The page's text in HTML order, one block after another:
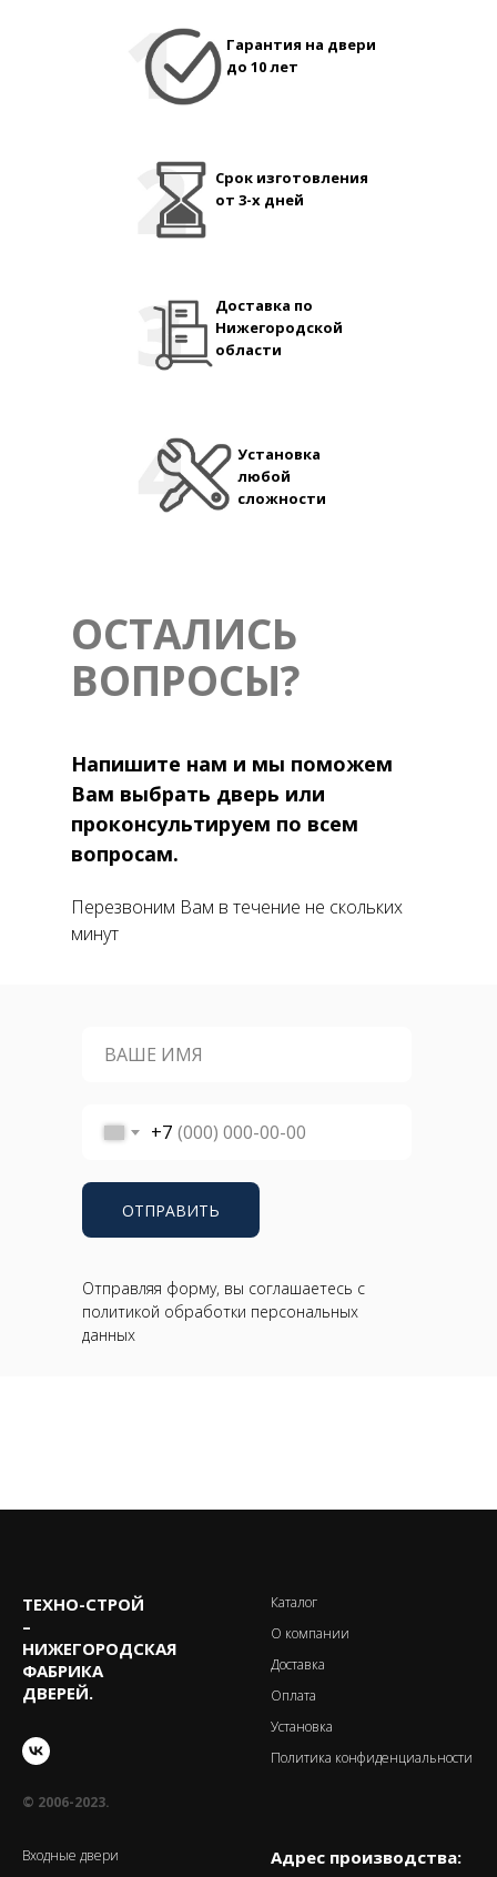
Гарантия на двери
до 10 лет
Срок изготовления
от 3-х дней
Доставка по
Нижегородской
области
Установка
любой
сложности
+7
ОТПРАВИТЬ
ОСТАЛИСЬ
ВОПРОСЫ?
Напишите нам и мы поможем
Вам выбрать дверь или
проконсультируем по всем
вопросам.
Перезвоним Вам в течение не скольких
минут
Отправляя форму, вы соглашаетесь с
политикой обработки персональных
данных
ТЕХНО-CТРОЙ
–
НИЖЕГОРОДСКАЯ
ФАБРИКА
ДВЕРЕЙ.
© 2006-2023.
Каталог
О компании
Доставка
Оплата
Установка
Политика конфиденциальности
Входные двери Адрес производства: